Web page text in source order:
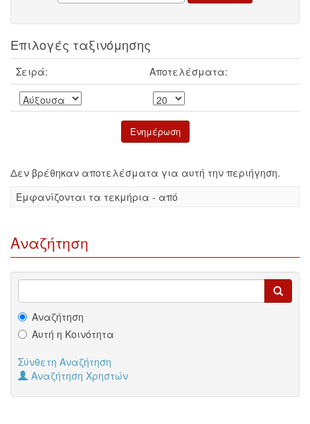
Επιλογές ταξινόμησης
Σειρά: Αποτελέσματα:
Δεν βρέθηκαν αποτελέσματα για αυτή την περιήγηση.
Eμφανίζονται τα τεκμήρια - από
Αναζήτηση
Αναζήτηση
Αυτή η Κοινότητα
Σύνθετη Αναζήτηση
Αναζήτηση Χρηστών